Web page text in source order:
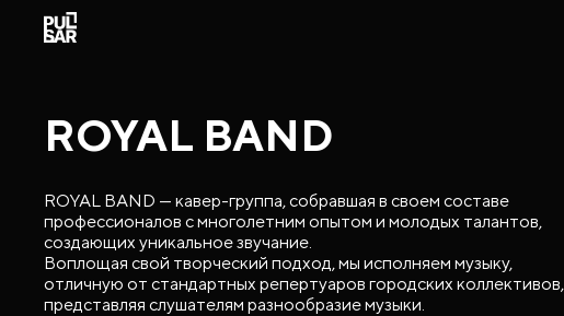
ROYAL BAND
ROYAL BAND — кавер-группа, собравшая в своем составе
профессионалов с многолетним опытом и молодых талантов,
создающих уникальное звучание.
Воплощая свой творческий подход, мы исполняем музыку,
отличную от стандартных репертуаров городских коллективов,
представляя слушателям разнообразие музыки.